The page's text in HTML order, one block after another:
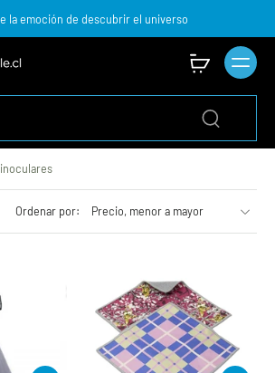
la emoción de descubrir el universo
Ordenar por: